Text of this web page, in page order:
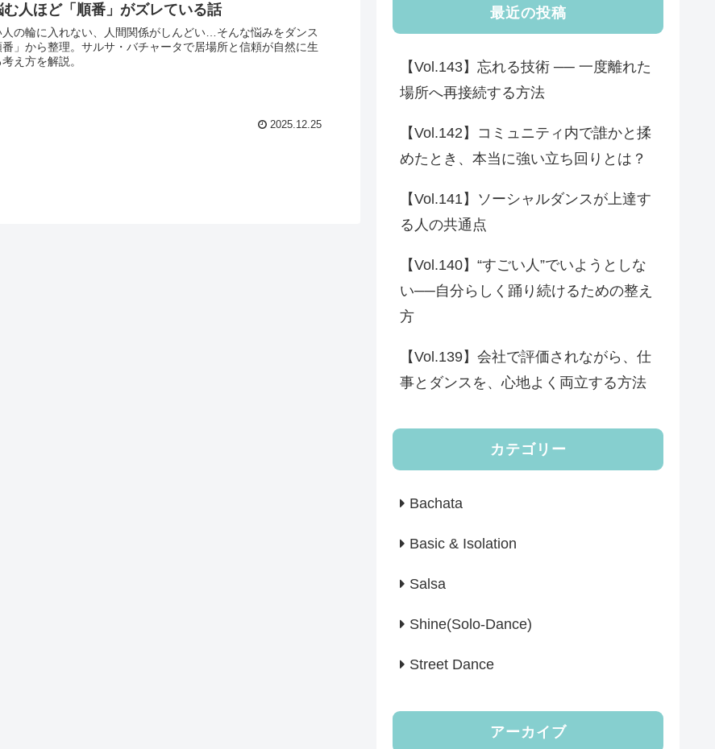
人ほど「順番」がズレている話
人の輪に入れない、人間関係がしんどい…そんな悩みをダンス
番」から整理。サルサ・バチャータで居場所と信頼が自然に生
え方を解説。
2025.12.25
最近の投稿
【Vol.143】忘れる技術 ── 一度離れた
場所へ再接続する方法
【Vol.142】コミュニティ内で誰かと揉
めたとき、本当に強い立ち回りとは？
【Vol.141】ソーシャルダンスが上達す
る人の共通点
【Vol.140】“すごい人”でいようとしな
い──自分らしく踊り続けるための整え
方
【Vol.139】会社で評価されながら、仕
事とダンスを、心地よく両立する方法
カテゴリー
Bachata
Basic & Isolation
Salsa
Shine(Solo-Dance)
Street Dance
アーカイブ